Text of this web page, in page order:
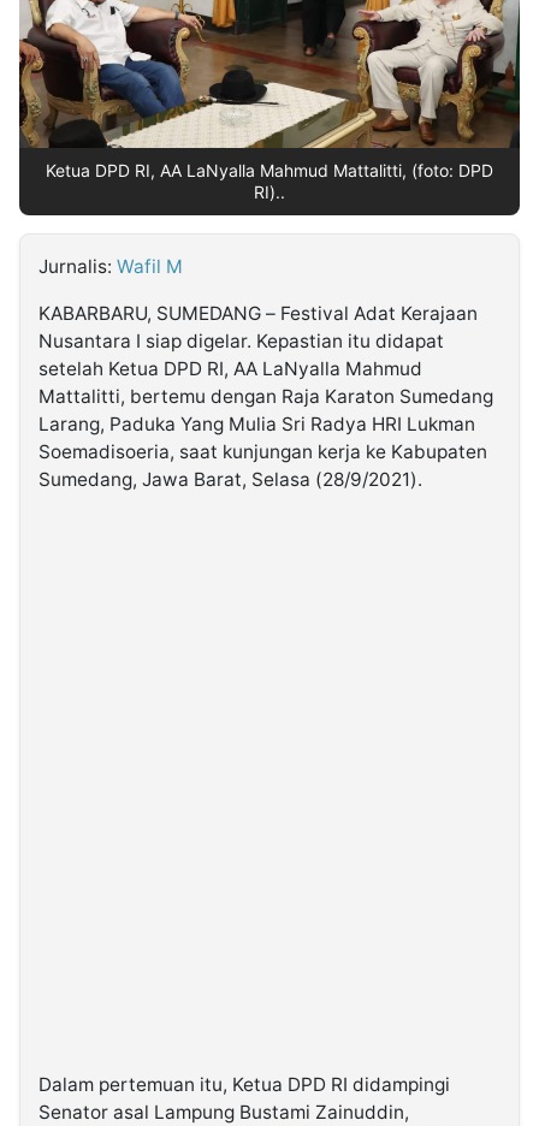
Follow
Kabarbaru
Kabarbaru.co
2026
Kabarbaru
Ketua DPD RI, AA LaNyalla Mahmud Mattalitti, (foto: DPD
RI)..
Jurnalis: Wafil M
KABARBARU, SUMEDANG – Festival Adat Kerajaan
Nusantara I siap digelar. Kepastian itu didapat
setelah Ketua DPD RI, AA LaNyalla Mahmud
Mattalitti, bertemu dengan Raja Karaton Sumedang
Larang, Paduka Yang Mulia Sri Radya HRI Lukman
Soemadisoeria, saat kunjungan kerja ke Kabupaten
Sumedang, Jawa Barat, Selasa (28/9/2021).
Dalam pertemuan itu, Ketua DPD RI didampingi
Senator asal Lampung Bustami Zainuddin,